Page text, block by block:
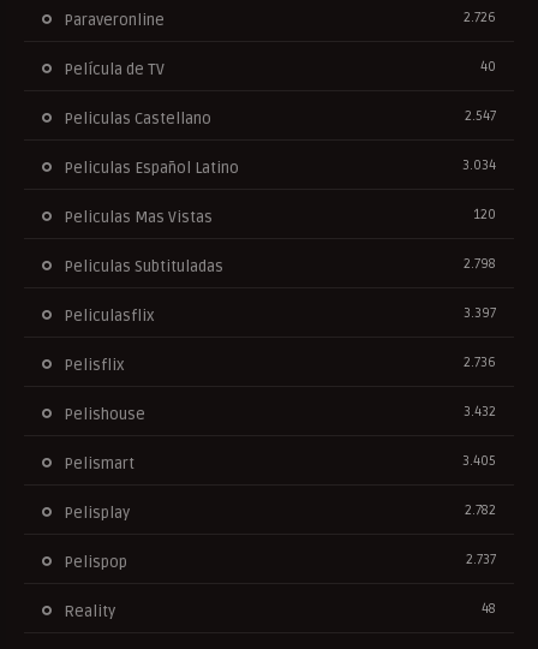
Paraveronline 2.726
Película de TV 40
Peliculas Castellano 2.547
Peliculas Español Latino 3.034
Peliculas Mas Vistas 120
Peliculas Subtituladas 2.798
Peliculasflix 3.397
Pelisflix 2.736
Pelishouse 3.432
Pelismart 3.405
Pelisplay 2.782
Pelispop 2.737
Reality 48